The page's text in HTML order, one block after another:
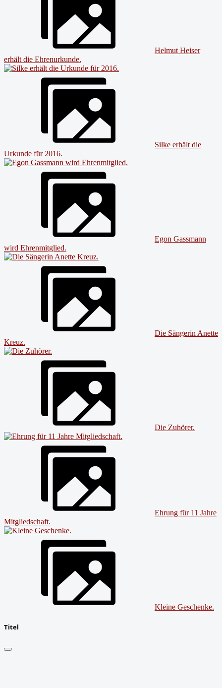
Helmut Heiser
erhält die Ehrenurkunde.
Silke erhält die
Urkunde für 2016.
Egon Gassmann
wird Ehrenmitglied.
Die Sängerin Anette
Kreuz.
Die Zuhörer.
Ehrung für 11 Jahre
Mitgliedschaft.
Kleine Geschenke.
Titel